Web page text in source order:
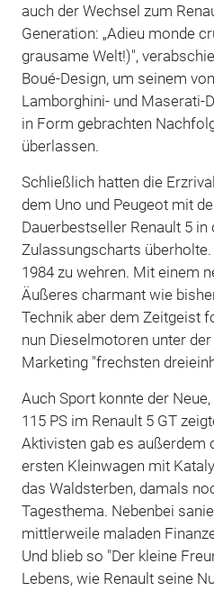
auch der Wechsel zum
Generation: „Adieu monde
grausame Welt!)",
Boué-Design, um seinem
Lamborghini- und Maserati-
in Form gebrachten
überlassen.
Schließlich hatten die
dem Uno und Peugeot mit
Dauerbestseller Renault 5
Zulassungscharts
1984 zu wehren. Mit einem
Äußeres charmant wie
Technik aber dem Zeitgeist
nun Dieselmotoren unter
Marketing "frechsten
Auch Sport konnte der
115 PS im Renault 5 GT
Aktivisten gab es außerdem
ersten Kleinwagen mit
das Waldsterben, damals
Tagesthema. Nebenbei
mittlerweile maladen
Und blieb so "Der kleine
Lebens, wie Renault seine